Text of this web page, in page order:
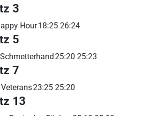
3
Hour18:25 26:24
5
25:20 25:23
7
23:25 25:20
13